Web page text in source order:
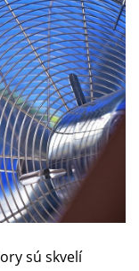
sú skvelí